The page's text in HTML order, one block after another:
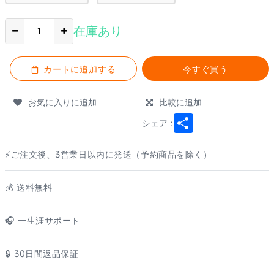
在庫あり
カートに追加する 今すぐ買う
お気に入りに追加
比較に追加
シェア :
⚡ご注文後、3営業日以内に発送（予約商品を除く）
💰️ 送料無料
🎧 一生涯サポート
🔒 30日間返品保証